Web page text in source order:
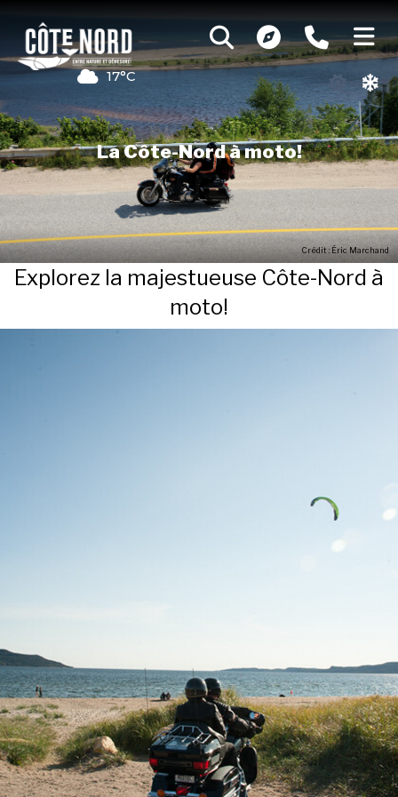
17°C
La Côte-Nord à moto!
Crédit : Éric Marchand
Explorez la majestueuse Côte-Nord à
moto!